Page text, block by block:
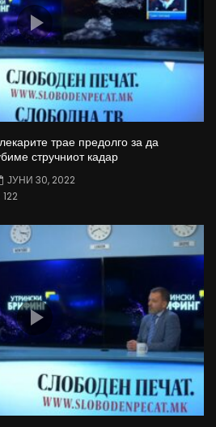
трае предолго за да
стручниот кадар
ЈУНИ 30, 2022
122